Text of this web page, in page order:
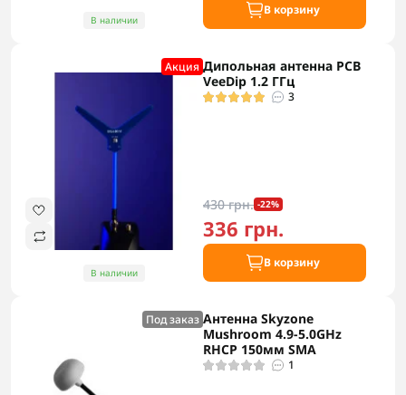
В наличии
В корзину
Акция
В наличии
Дипольная антенна PCB
VeeDip 1.2 ГГц
3
430 грн. -22%
336 грн.
В корзину
Под заказ Антенна Skyzone
Mushroom 4.9-5.0GHz
RHCP 150мм SMA
1